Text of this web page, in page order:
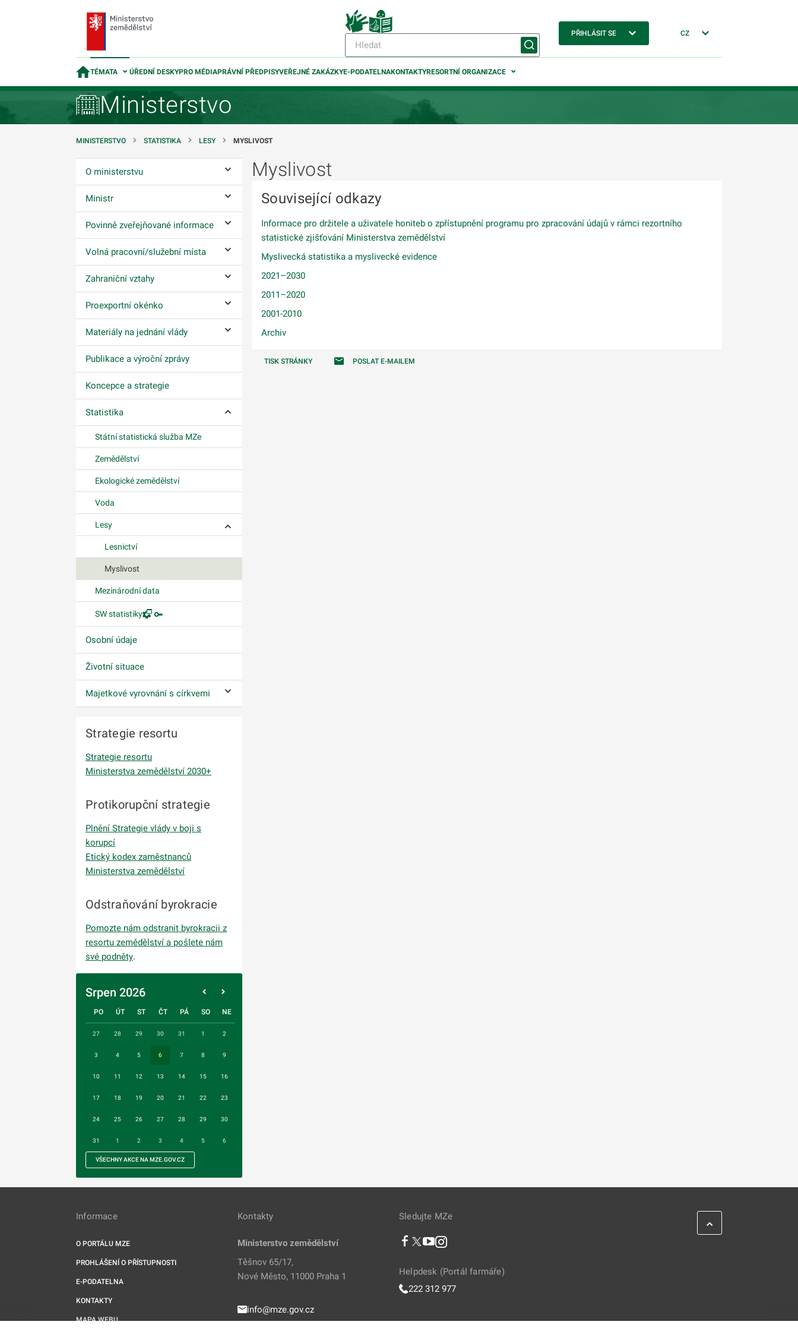
PŘIHLÁSIT SE CZ
TÉMATA ÚŘEDNÍ DESKYPRO MÉDIAPRÁVNÍ PŘEDPISYVEŘEJNÉ ZAKÁZKYE-PODATELNAKONTAKTYRESORTNÍ ORGANIZACE
Ministerstvo
MINISTERSTVO STATISTIKA LESY MYSLIVOST
O ministerstvu Ovládání podmenu
Ministr Ovládání podmenu
Povinně zveřejňované informace
Volná pracovní/služební místa Ovládání podmenu
Zahraniční vztahy
Proexportní okénko Ovládání podmenu
Materiály na jednání vlády Ovládání podmenu
Publikace a výroční zprávy
Koncepce a strategie
Statistika
Státní statistická služba MZe
Zemědělství
Ekologické zemědělství
Voda
Lesy
Lesnictví
Myslivost
Mezinárodní data
SW statistiky
Osobní údaje
Životní situace
Majetkové vyrovnání s církvemi
Myslivost
Související odkazy
Informace pro držitele a uživatele honiteb o zpřístupnění programu pro zpracování údajů v rámci rezortního
statistické zjišťování Ministerstva zemědělství
Myslivecká statistika a myslivecké evidence
2021–2030
2011–⁠2020
2001-2010
Archiv
TISK STRÁNKY POSLAT E-MAILEM
Strategie resortu
Strategie resortu
Ministerstva zemědělství 2030+
Protikorupční strategie
Plnění Strategie vlády v boji s
korupcí
Etický kodex zaměstnanců
Ministerstva zemědělství
Odstraňování byrokracie
Pomozte nám odstranit byrokracii z
resortu zemědělství a pošlete nám
své podněty.
Srpen 2026
PO ÚT ST ČT PÁ SO NE
27 28 29 30 31 1 2
3 4 5 6 7 8 9
10 11 12 13 14 15 16
17 18 19 20 21 22 23
24 25 26 27 28 29 30
31 1 2 3 4 5 6
VŠECHNY AKCE NA MZE.GOV.CZ
Informace
O PORTÁLU MZE
PROHLÁŠENÍ O PŘÍSTUPNOSTI
E-PODATELNA
KONTAKTY
MAPA WEBU
Kontakty
Ministerstvo zemědělství
Těšnov 65/17,
Nové Město, 11000 Praha 1
info@mze.gov.cz
Sledujte MZe
Helpdesk (Portál farmáře)
222 312 977